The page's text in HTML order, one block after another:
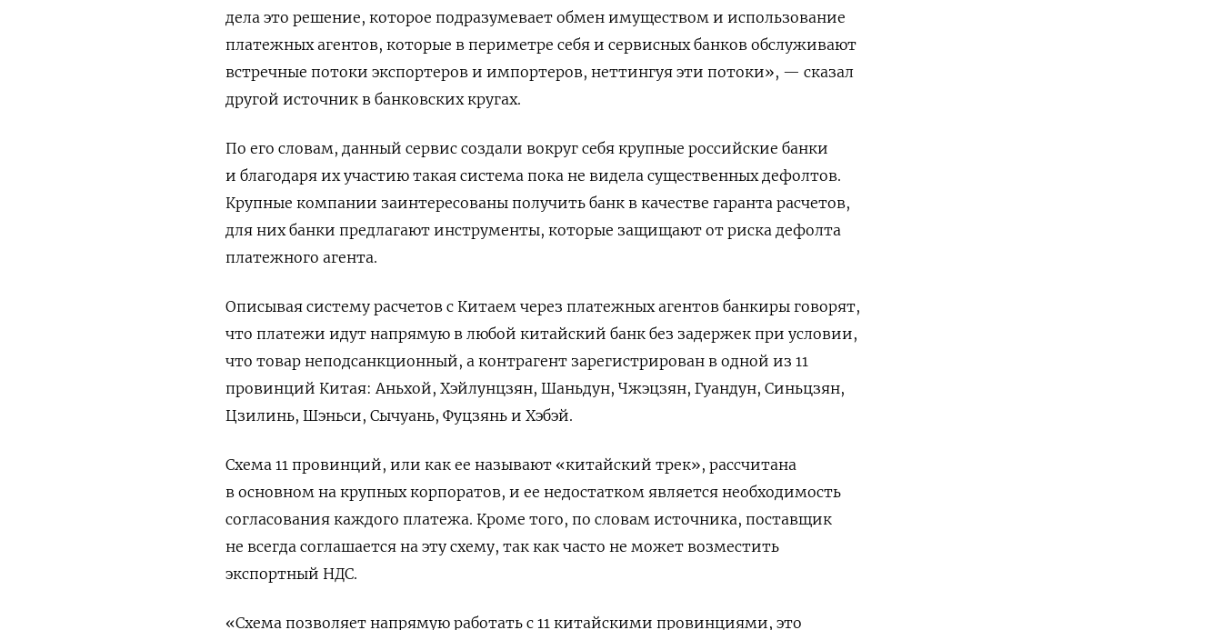
дела это решение, которое подразумевает обмен имуществом и использование
платежных агентов, которые в периметре себя и сервисных банков обслуживают
встречные потоки экспортеров и импортеров, неттингуя эти потоки», — сказал
другой источник в банковских кругах.
По его словам, данный сервис создали вокруг себя крупные российские банки
и благодаря их участию такая система пока не видела существенных дефолтов.
Крупные компании заинтересованы получить банк в качестве гаранта расчетов,
для них банки предлагают инструменты, которые защищают от риска дефолта
платежного агента.
Описывая систему расчетов с Китаем через платежных агентов банкиры говорят,
что платежи идут напрямую в любой китайский банк без задержек при условии,
что товар неподсанкционный, а контрагент зарегистрирован в одной из 11
провинций Китая: Аньхой, Хэйлунцзян, Шаньдун, Чжэцзян, Гуандун, Синьцзян,
Цзилинь, Шэньси, Сычуань, Фуцзянь и Хэбэй.
Схема 11 провинций, или как ее называют «китайский трек», рассчитана
в основном на крупных корпоратов, и ее недостатком является необходимость
согласования каждого платежа. Кроме того, по словам источника, поставщик
не всегда соглашается на эту схему, так как часто не может возместить
экспортный НДС.
«Схема позволяет напрямую работать с 11 китайскими провинциями, это